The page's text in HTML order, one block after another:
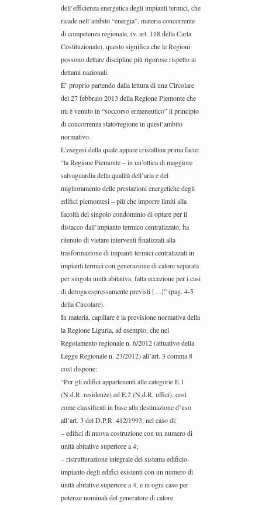
dell’efficienza energetica degli impianti termici, che
ricade nell’ambito “energia”, materia concorrente
di competenza regionale, (v. art. 118 della Carta
Costituzionale), questo significa che le Regioni
possono dettare discipline più rigorose rispetto ai
dettami nazionali.
E’ proprio partendo dalla lettura di una Circolare
del 27 febbraio 2013 della Regione Piemonte che
mi è venuto in “soccorso ermeneutico” il principio
di concorrenza stato/regione in quest’ambito
normativo.
L’esegesi della quale appare cristallina prima facie:
“la Regione Piemonte – in un’ottica di maggiore
salvaguardia della qualità dell’aria e del
miglioramento delle prestazioni energetiche degli
edifici piemontesi – più che imporre limiti alla
facoltà del singolo condominio di optare per il
distacco dall’impianto termico centralizzato, ha
ritenuto di vietare interventi finalizzati alla
trasformazione di impianti termici centralizzati in
impianti termici con generazione di calore separata
per singola unità abitativa, fatta eccezione per i casi
di deroga espressamente previsti […]” (pag. 4-5
della Circolare).
In materia, capillare è la previsione normativa della
la Regione Liguria, ad esempio, che nel
Regolamento regionale n. 6/2012 (attuativo della
Legge Regionale n. 23/2012) all’art. 3 comma 8
così dispone:
“Per gli edifici appartenenti alle categorie E.1
(N.d.R. residenze) ed E.2 (N.d.R. uffici), così
come classificati in base alla destinazione d’uso
all’art. 3 del D.P.R. 412/1993, nel caso di:
– edifici di nuova costruzione con un numero di
unità abitative superiore a 4;
– ristrutturazione integrale del sistema edificio-
impianto degli edifici esistenti con un numero di
unità abitative superiore a 4, e in ogni caso per
potenze nominali del generatore di calore